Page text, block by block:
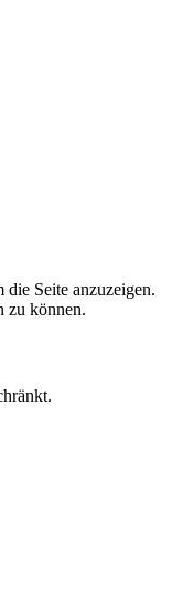
die Seite anzuzeigen.
zu können.